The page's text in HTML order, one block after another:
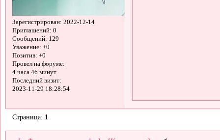
Зарегистрирован: 2022-12-14
Приглашений: 0
Сообщений: 129
Уважение: +0
Позитив: +0
Провел на форуме:
4 часа 46 минут
Последний визит:
2023-11-29 18:28:54
Страница: 1